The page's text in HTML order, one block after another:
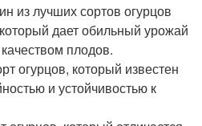
из лучших сортов огурцов
дает обильный урожай
плодов.
огурцов, который известен
и устойчивостью к